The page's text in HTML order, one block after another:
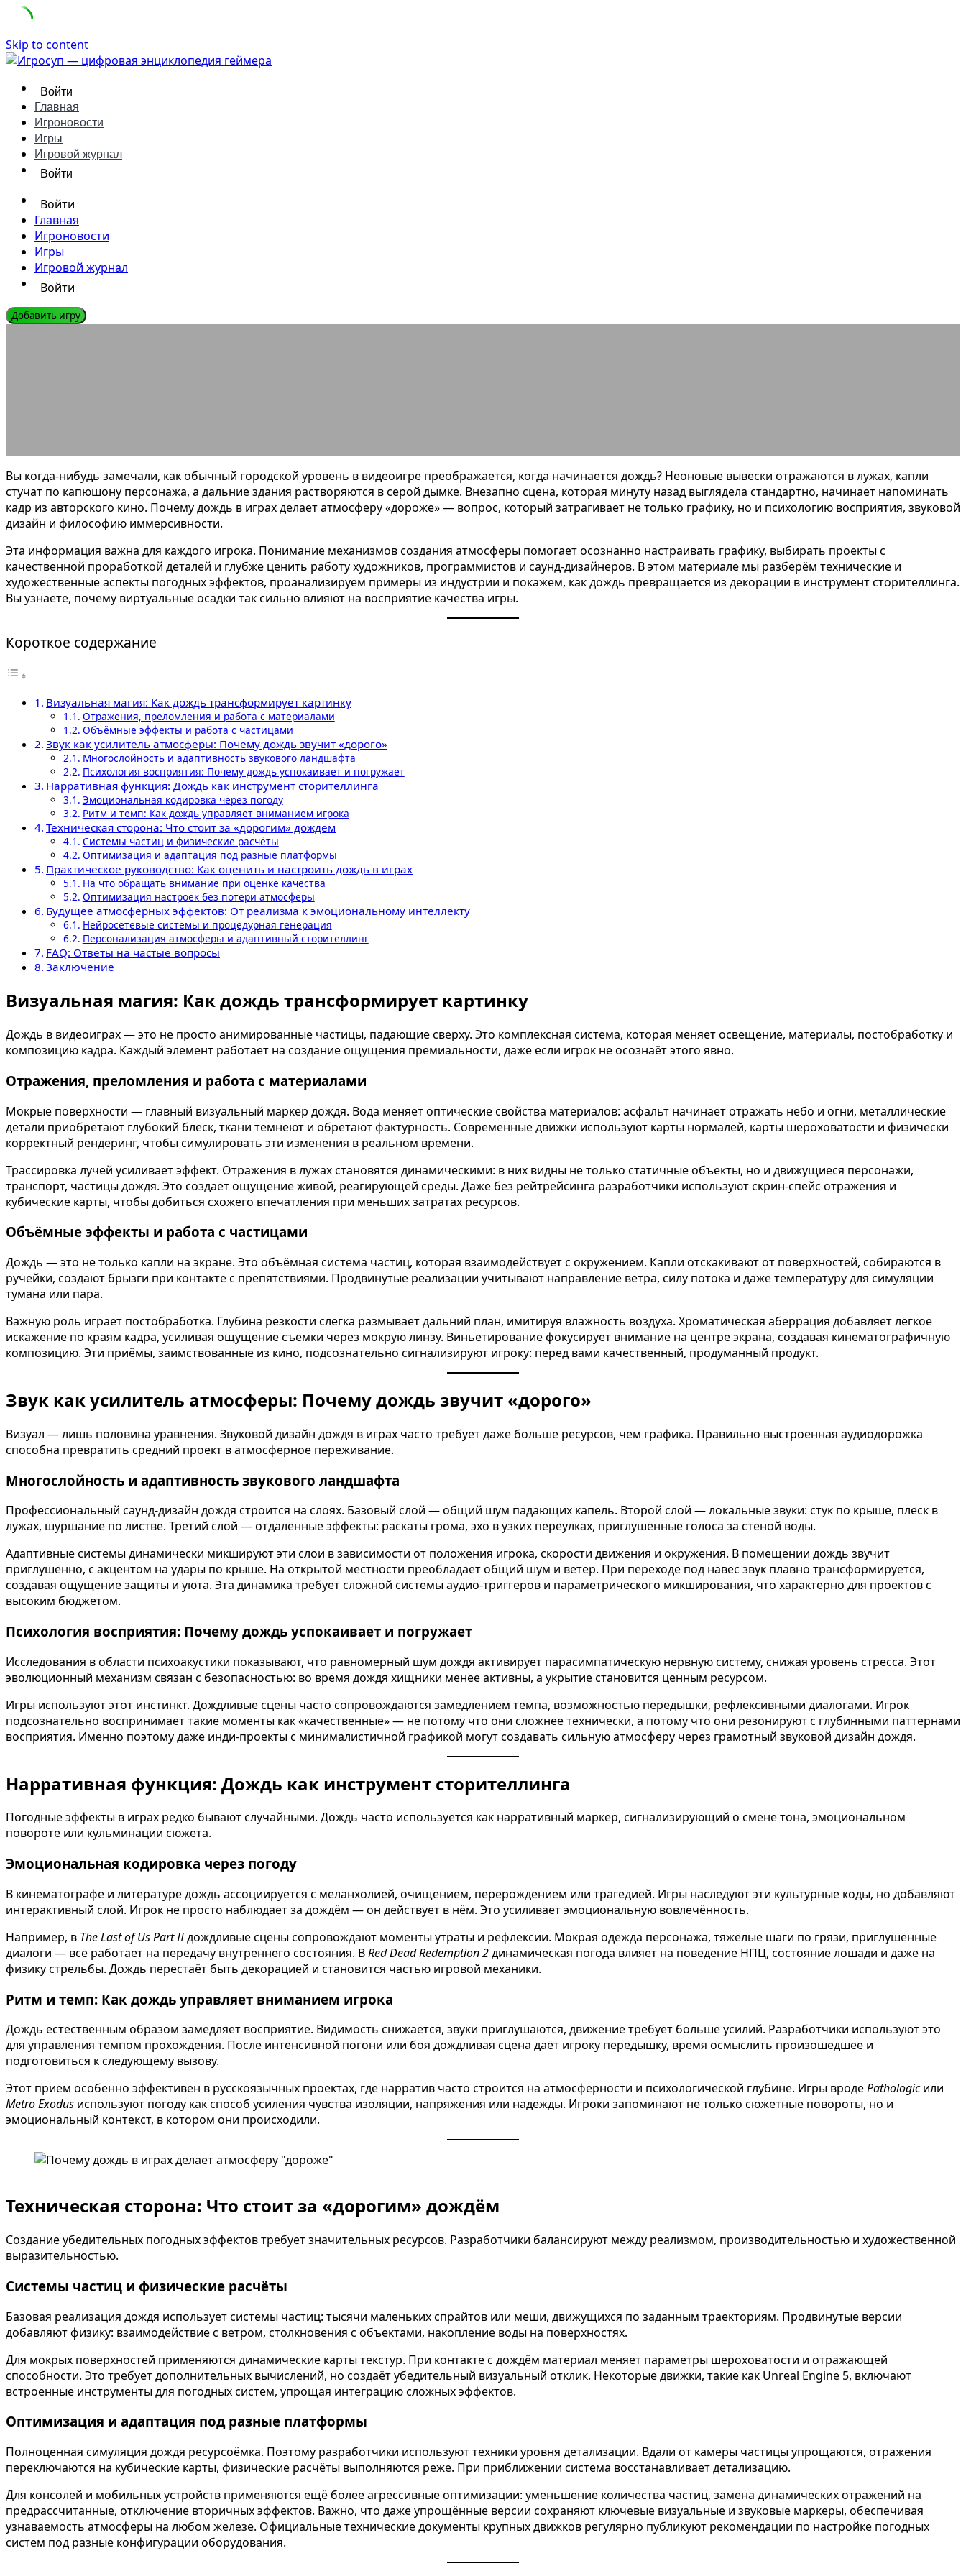
Skip to content
Войти
Главная
Игроновости
Игры
Игровой журнал
Войти
Войти
Главная
Игроновости
Игры
Игровой журнал
Войти
Добавить игру
Вы когда-нибудь замечали, как обычный городской уровень в видеоигре преображается, когда начинается дождь? Неоновые вывески отражаются в лужах, капли
стучат по капюшону персонажа, а дальние здания растворяются в серой дымке. Внезапно сцена, которая минуту назад выглядела стандартно, начинает напоминать
кадр из авторского кино. Почему дождь в играх делает атмосферу «дороже» — вопрос, который затрагивает не только графику, но и психологию восприятия, звуковой
дизайн и философию иммерсивности.
Эта информация важна для каждого игрока. Понимание механизмов создания атмосферы помогает осознанно настраивать графику, выбирать проекты с
качественной проработкой деталей и глубже ценить работу художников, программистов и саунд-дизайнеров. В этом материале мы разберём технические и
художественные аспекты погодных эффектов, проанализируем примеры из индустрии и покажем, как дождь превращается из декорации в инструмент сторителлинга.
Вы узнаете, почему виртуальные осадки так сильно влияют на восприятие качества игры.
Короткое содержание
Визуальная магия: Как дождь трансформирует картинку
Отражения, преломления и работа с материалами
Объёмные эффекты и работа с частицами
Звук как усилитель атмосферы: Почему дождь звучит «дорого»
Многослойность и адаптивность звукового ландшафта
Психология восприятия: Почему дождь успокаивает и погружает
Нарративная функция: Дождь как инструмент сторителлинга
Эмоциональная кодировка через погоду
Ритм и темп: Как дождь управляет вниманием игрока
Техническая сторона: Что стоит за «дорогим» дождём
Системы частиц и физические расчёты
Оптимизация и адаптация под разные платформы
Практическое руководство: Как оценить и настроить дождь в играх
На что обращать внимание при оценке качества
Оптимизация настроек без потери атмосферы
Будущее атмосферных эффектов: От реализма к эмоциональному интеллекту
Нейросетевые системы и процедурная генерация
Персонализация атмосферы и адаптивный сторителлинг
FAQ: Ответы на частые вопросы
Заключение
Визуальная магия: Как дождь трансформирует картинку
Дождь в видеоиграх — это не просто анимированные частицы, падающие сверху. Это комплексная система, которая меняет освещение, материалы, постобработку и
композицию кадра. Каждый элемент работает на создание ощущения премиальности, даже если игрок не осознаёт этого явно.
Отражения, преломления и работа с материалами
Мокрые поверхности — главный визуальный маркер дождя. Вода меняет оптические свойства материалов: асфальт начинает отражать небо и огни, металлические
детали приобретают глубокий блеск, ткани темнеют и обретают фактурность. Современные движки используют карты нормалей, карты шероховатости и физически
корректный рендеринг, чтобы симулировать эти изменения в реальном времени.
Трассировка лучей усиливает эффект. Отражения в лужах становятся динамическими: в них видны не только статичные объекты, но и движущиеся персонажи,
транспорт, частицы дождя. Это создаёт ощущение живой, реагирующей среды. Даже без рейтрейсинга разработчики используют скрин-спейс отражения и
кубические карты, чтобы добиться схожего впечатления при меньших затратах ресурсов.
Объёмные эффекты и работа с частицами
Дождь — это не только капли на экране. Это объёмная система частиц, которая взаимодействует с окружением. Капли отскакивают от поверхностей, собираются в
ручейки, создают брызги при контакте с препятствиями. Продвинутые реализации учитывают направление ветра, силу потока и даже температуру для симуляции
тумана или пара.
Важную роль играет постобработка. Глубина резкости слегка размывает дальний план, имитируя влажность воздуха. Хроматическая аберрация добавляет лёгкое
искажение по краям кадра, усиливая ощущение съёмки через мокрую линзу. Виньетирование фокусирует внимание на центре экрана, создавая кинематографичную
композицию. Эти приёмы, заимствованные из кино, подсознательно сигнализируют игроку: перед вами качественный, продуманный продукт.
Звук как усилитель атмосферы: Почему дождь звучит «дорого»
Визуал — лишь половина уравнения. Звуковой дизайн дождя в играх часто требует даже больше ресурсов, чем графика. Правильно выстроенная аудиодорожка
способна превратить средний проект в атмосферное переживание.
Многослойность и адаптивность звукового ландшафта
Профессиональный саунд-дизайн дождя строится на слоях. Базовый слой — общий шум падающих капель. Второй слой — локальные звуки: стук по крыше, плеск в
лужах, шуршание по листве. Третий слой — отдалённые эффекты: раскаты грома, эхо в узких переулках, приглушённые голоса за стеной воды.
Адаптивные системы динамически микшируют эти слои в зависимости от положения игрока, скорости движения и окружения. В помещении дождь звучит
приглушённо, с акцентом на удары по крыше. На открытой местности преобладает общий шум и ветер. При переходе под навес звук плавно трансформируется,
создавая ощущение защиты и уюта. Эта динамика требует сложной системы аудио-триггеров и параметрического микширования, что характерно для проектов с
высоким бюджетом.
Психология восприятия: Почему дождь успокаивает и погружает
Исследования в области психоакустики показывают, что равномерный шум дождя активирует парасимпатическую нервную систему, снижая уровень стресса. Этот
эволюционный механизм связан с безопасностью: во время дождя хищники менее активны, а укрытие становится ценным ресурсом.
Игры используют этот инстинкт. Дождливые сцены часто сопровождаются замедлением темпа, возможностью передышки, рефлексивными диалогами. Игрок
подсознательно воспринимает такие моменты как «качественные» — не потому что они сложнее технически, а потому что они резонируют с глубинными паттернами
восприятия. Именно поэтому даже инди-проекты с минималистичной графикой могут создавать сильную атмосферу через грамотный звуковой дизайн дождя.
Нарративная функция: Дождь как инструмент сторителлинга
Погодные эффекты в играх редко бывают случайными. Дождь часто используется как нарративный маркер, сигнализирующий о смене тона, эмоциональном
повороте или кульминации сюжета.
Эмоциональная кодировка через погоду
В кинематографе и литературе дождь ассоциируется с меланхолией, очищением, перерождением или трагедией. Игры наследуют эти культурные коды, но добавляют
интерактивный слой. Игрок не просто наблюдает за дождём — он действует в нём. Это усиливает эмоциональную вовлечённость.
Например, в The Last of Us Part IIдождливые сцены сопровождают моменты утраты и рефлексии. Мокрая одежда персонажа, тяжёлые шаги по грязи, приглушённые
диалоги — всё работает на передачу внутреннего состояния. ВRed Dead Redemption 2динамическая погода влияет на поведение НПЦ, состояние лошади и даже на
физику стрельбы. Дождь перестаёт быть декорацией и становится частью игровой механики.
Ритм и темп: Как дождь управляет вниманием игрока
Дождь естественным образом замедляет восприятие. Видимость снижается, звуки приглушаются, движение требует больше усилий. Разработчики используют это
для управления темпом прохождения. После интенсивной погони или боя дождливая сцена даёт игроку передышку, время осмыслить произошедшее и
подготовиться к следующему вызову.
Этот приём особенно эффективен в русскоязычных проектах, где нарратив часто строится на атмосферности и психологической глубине. Игры вродеPathologicили
Metro Exodus используют погоду как способ усиления чувства изоляции, напряжения или надежды. Игроки запоминают не только сюжетные повороты, но и
эмоциональный контекст, в котором они происходили.
Техническая сторона: Что стоит за «дорогим» дождём
Создание убедительных погодных эффектов требует значительных ресурсов. Разработчики балансируют между реализмом, производительностью и художественной
выразительностью.
Системы частиц и физические расчёты
Базовая реализация дождя использует системы частиц: тысячи маленьких спрайтов или меши, движущихся по заданным траекториям. Продвинутые версии
добавляют физику: взаимодействие с ветром, столкновения с объектами, накопление воды на поверхностях.
Для мокрых поверхностей применяются динамические карты текстур. При контакте с дождём материал меняет параметры шероховатости и отражающей
способности. Это требует дополнительных вычислений, но создаёт убедительный визуальный отклик. Некоторые движки, такие как Unreal Engine 5, включают
встроенные инструменты для погодных систем, упрощая интеграцию сложных эффектов.
Оптимизация и адаптация под разные платформы
Полноценная симуляция дождя ресурсоёмка. Поэтому разработчики используют техники уровня детализации. Вдали от камеры частицы упрощаются, отражения
переключаются на кубические карты, физические расчёты выполняются реже. При приближении система восстанавливает детализацию.
Для консолей и мобильных устройств применяются ещё более агрессивные оптимизации: уменьшение количества частиц, замена динамических отражений на
предрассчитанные, отключение вторичных эффектов. Важно, что даже упрощённые версии сохраняют ключевые визуальные и звуковые маркеры, обеспечивая
узнаваемость атмосферы на любом железе. Официальные технические документы крупных движков регулярно публикуют рекомендации по настройке погодных
систем под разные конфигурации оборудования.